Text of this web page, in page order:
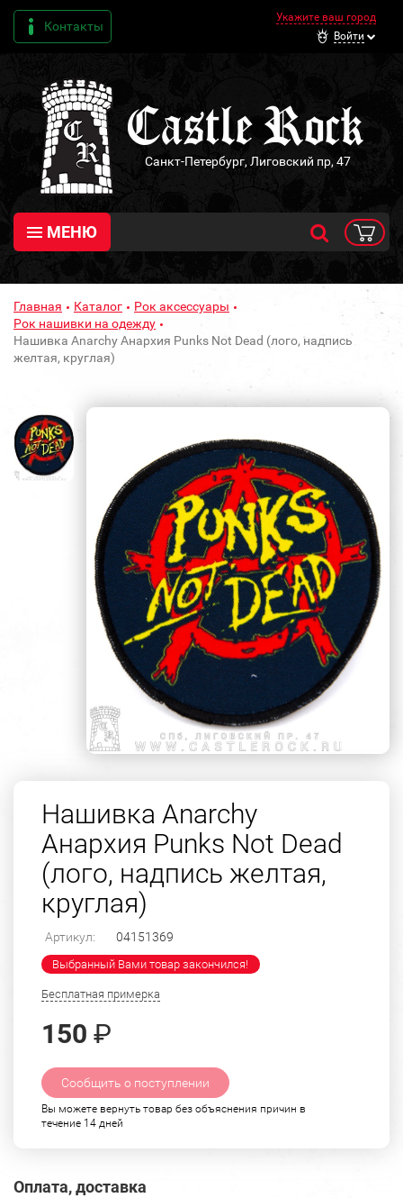
Контакты
Укажите ваш город
Войти
Санкт-Петербург, Лиговский пр, 47
МЕНЮ
Главная Каталог
Рок аксессуары
Рок нашивки на одежду
Нашивка Anarchy Анархия Punks Not Dead (лого, надпись
желтая, круглая)
Нашивка Anarchy
Анархия Punks Not Dead
(лого, надпись желтая,
круглая)
Артикул: 04151369
Выбранный Вами товар закончился!
Бесплатная примерка
150 ₽
Сообщить о поступлении
Вы можете вернуть товар без объяснения причин в
течение 14 дней
Оплата, доставка